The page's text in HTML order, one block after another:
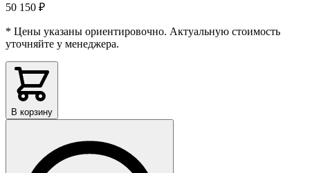
50 150 ₽
* Цены указаны ориентировочно. Актуальную стоимость
уточняйте у менеджера.
В корзину